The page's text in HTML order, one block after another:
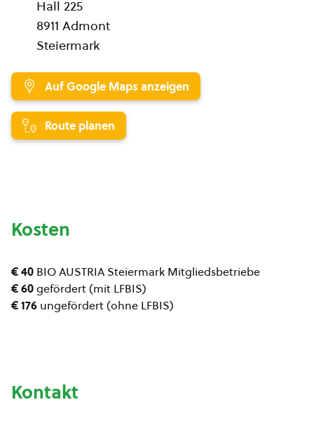
Hall 225
8911 Admont
Steiermark
Auf Google Maps anzeigen
Route planen
Kosten
€ 40 BIO AUSTRIA Steiermark Mitgliedsbetriebe
€ 60gefördert (mit LFBIS)
€ 176 ungefördert (ohne LFBIS)
Kontakt